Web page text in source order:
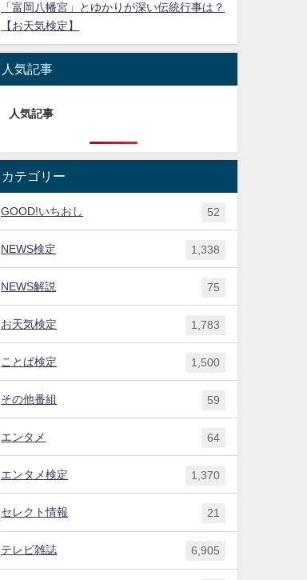
「富岡八幡宮」とゆかりが深い伝統行事は？
【お天気検定】
人気記事
人気記事
カテゴリー
GOOD!いちおし 52
NEWS検定 1,338
NEWS解説 75
お天気検定 1,783
ことば検定 1,500
その他番組 59
エンタメ 64
エンタメ検定 1,370
セレクト情報 21
テレビ雑誌 6,905